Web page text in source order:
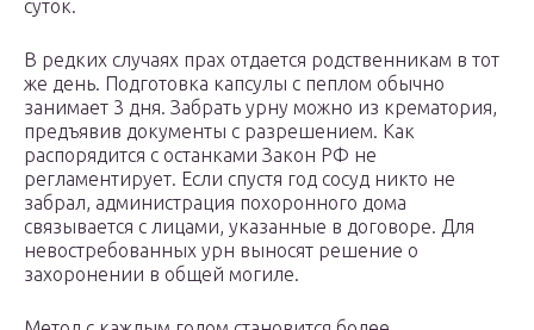
суток.
В редких случаях прах отдается родственникам в тот
же день. Подготовка капсулы с пеплом обычно
занимает 3 дня. Забрать урну можно из крематория,
предъявив документы с разрешением. Как
распорядится с останками Закон РФ не
регламентирует. Если спустя год сосуд никто не
забрал, администрация похоронного дома
связывается с лицами, указанные в договоре. Для
невостребованных урн выносят решение о
захоронении в общей могиле.